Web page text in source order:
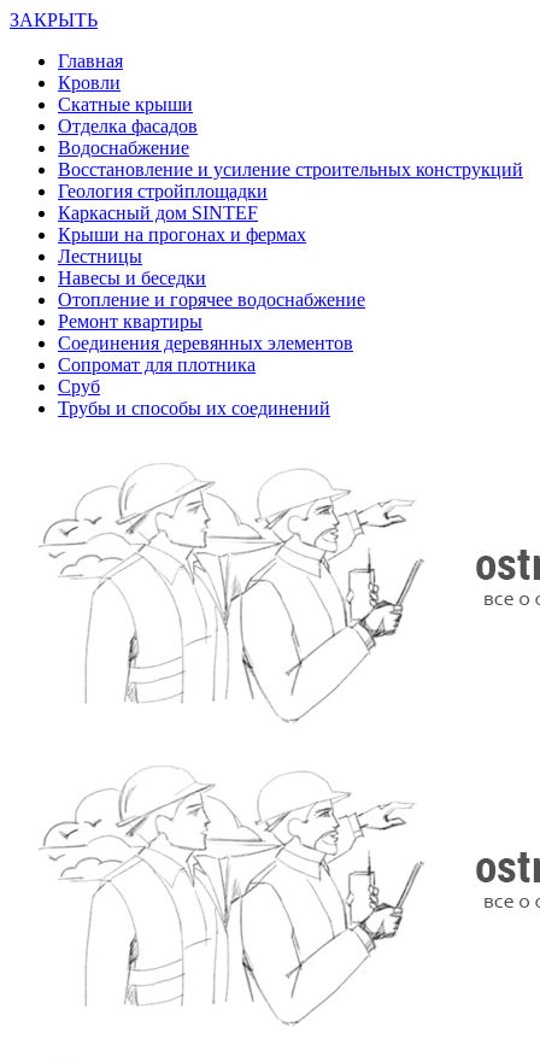
ЗАКРЫТЬ
Главная
Кровли
Скатные крыши
Отделка фасадов
Водоснабжение
Восстановление и усиление строительных конструкций
Геология стройплощадки
Каркасный дом SINTEF
Крыши на прогонах и фермах
Лестницы
Навесы и беседки
Отопление и горячее водоснабжение
Ремонт квартиры
Соединения деревянных элементов
Сопромат для плотника
Сруб
Трубы и способы их соединений